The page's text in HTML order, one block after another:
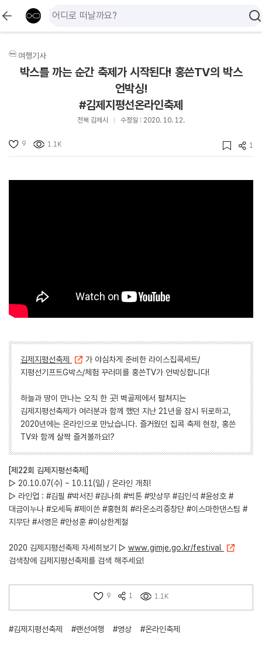
여행기사
박스를 까는 순간 축제가 시작된다! 홍쓴TV의 박스
언박싱!
#김제지평선온라인축제
전북 김제시 수정일 : 2020. 10. 12.
9 1.1K 1
김제지평선축제
가 야심차게 준비한 라이스집콕세트/
지평선기프트G박스/체험 꾸러미를 홍쓴TV가 언박싱합니다!
하늘과 땅이 만나는 오직 한 곳! 벽골제에서 펼쳐지는
김제지평선축제가 여러분과 함께 했던 지난 21년을 잠시 뒤로하고,
2020년에는 온라인으로 만났습니다. 즐거웠던 집콕 축제 현장, 홍쓴
TV와 함께 살짝 즐겨볼까요!?
[제22회 김제지평선축제]
▷ 20.10.07(수) ~ 10.11(일) / 온라인 개최!
▷ 라인업 : #김필 #박서진 #김나희 #빅톤 #맛상무 #김인석 #윤성호 #
대금이누나 #오세득 #제이쓴 #홍현희 #라온소리중창단 #이스마한댄스팀 #
지무단 #서영은 #안성훈 #이상한계절
2020 김제지평선축제 자세히보기 ▷ www.gimje.go.kr/festival
검색창에 김제지평선축제를 검색 해주세요!
9 1 1.1K
#김제지평선축제 #랜선여행 #영상 #온라인축제